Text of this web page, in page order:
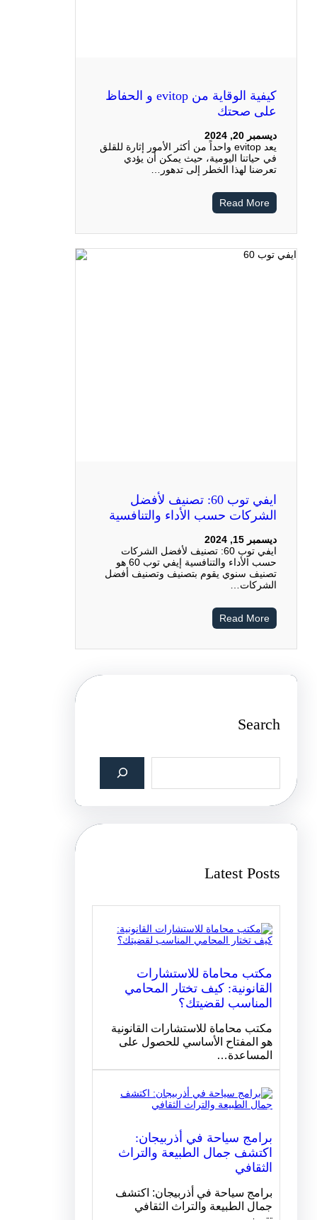
كيفية الوقاية من evitop و الحفاظ
على صحتك
ديسمبر 20, 2024
يعد evitop واحداً من أكثر الأمور إثارة للقلق
في حياتنا اليومية، حيث يمكن أن يؤدي
تعرضنا لهذا الخطر إلى تدهور…
Read More
ايفي توب 60: تصنيف لأفضل
الشركات حسب الأداء والتنافسية
ديسمبر 15, 2024
ايفي توب 60: تصنيف لأفضل الشركات
حسب الأداء والتنافسية إيفي توب 60 هو
تصنيف سنوي يقوم بتصنيف وتصنيف أفضل
الشركات…
Read More
Search
S
c
Latest Posts
مكتب محاماة للاستشارات
القانونية: كيف تختار المحامي
المناسب لقضيتك؟
مكتب محاماة للاستشارات القانونية
هو المفتاح الأساسي للحصول على
المساعدة…
برامج سياحة في أذربيجان:
اكتشف جمال الطبيعة والتراث
الثقافي
برامج سياحة في أذربيجان: اكتشف
جمال الطبيعة والتراث الثقافي